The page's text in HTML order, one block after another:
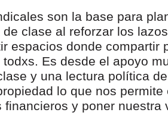
son la base para
clase al reforzar los
espacios donde compartir
Es desde el apoyo
y una lectura política
lo que nos permite
financieros y poner nuestra